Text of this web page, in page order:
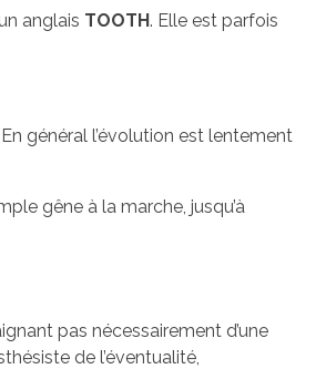
anglais TOOTH. Elle est parfois
général l’évolution est lentement
gêne à la marche, jusqu’à
pas nécessairement d’une
de l’éventualité,